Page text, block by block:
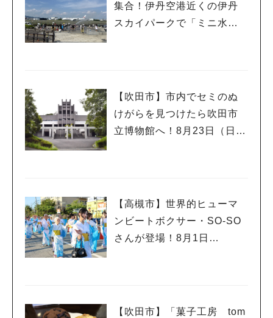
集合！伊丹空港近くの伊丹
スカイパークで「ミニ水合
【吹田市】市内でセミのぬ
けがらを見つけたら吹田市
立博物館へ！8月23日（日）
【高槻市】世界的ヒューマ
ンビートボクサー・SO-SO
さんが登場！8月1日
【吹田市】「菓子工房 tom